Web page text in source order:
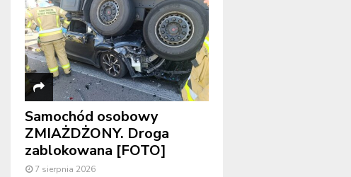
Samochód osobowy
ZMIAŻDŻONY. Droga
zablokowana [FOTO]
7 sierpnia 2026